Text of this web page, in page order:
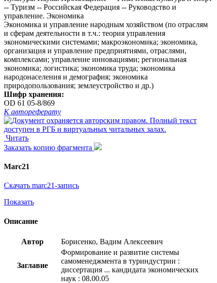
-- Туризм -- Российская Федерация -- Руководство и
управление. Экономика
Экономика и управление народным хозяйством (по отраслям
и сферам деятельности в т.ч.: теория управления
экономическими системами; макроэкономика; экономика,
организация и управление предприятиями, отраслями,
комплексами; управление инновациями; региональная
экономика; логистика; экономика труда; экономика
народонаселения и демография; экономика
природопользования; землеустройство и др.)
Шифр хранения:
OD 61 05-8/869
К автореферату
Читать
Заказать копию фрагмента
Marc21
Скачать marc21-запись
Показать
Описание
Автор Борисенко, Вадим Алексеевич
Заглавие
Формирование и развитие системы
самоменеджмента в туриндустрии :
диссертация ... кандидата экономических
наук : 08.00.05